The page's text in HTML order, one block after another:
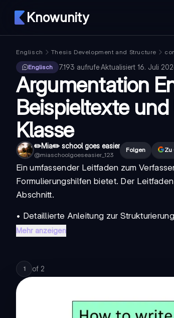
Knowunity
Englisch Thesis Development and Structure
Englisch
7.193 aufrufe·Aktualisiert 16. Juli
Argumentation
Beispieltexte
Klasse
✏️Mia✏️ school goes easier
@miaschoolgoeseasier_123
Folgen Zu
Ein umfassender Leitfaden zum
Formulierungshilfen bietet. Der
Abschnitt.
• Detaillierte Anleitung zur
Mehr anzeigen
1 of 2